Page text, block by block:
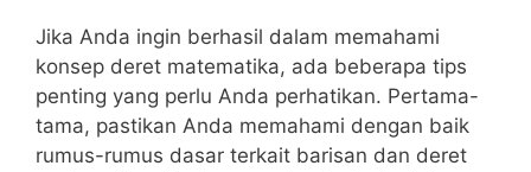
Jika Anda ingin berhasil dalam memahami
konsep deret⁤ matematika, ada beberapa tips
penting yang perlu Anda perhatikan. Pertama-
tama, pastikan Anda memahami dengan⁢ baik
rumus-rumus dasar terkait barisan dan deret